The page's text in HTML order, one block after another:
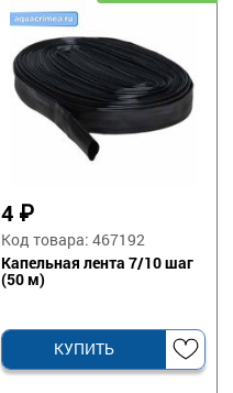
4 ₽
Код товара: 467192
Капельная лента 7/10 шаг
(50 м)
КУПИТЬ